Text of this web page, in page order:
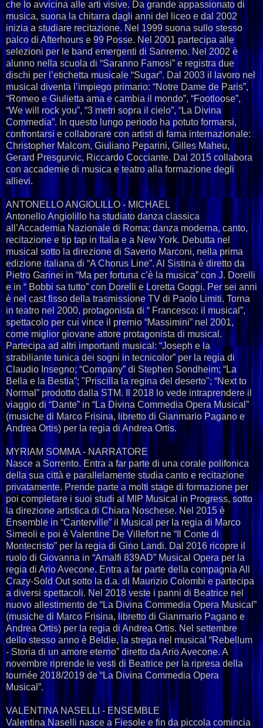
che lo avvicina alle arti visive. Da grande appassionato di
musica, suona la chitarra dagli anni del liceo e dal 2002
inizia a studiare recitazione. Nel 1999 suona sullo stesso
palco di Afterhours e 99 Posse. Nel 2001 partecipa alle
selezioni per le band emergenti di Sanremo. Nel 2002 è
alunno nella scuola di “Saranno Famosi” e registra due
dischi per l’etichetta musicale “Sugar”. Dal 2003 il lavoro nel
musical diventa l’impiego primario: “Notre Dame de Paris”,
“Romeo e Giulietta ama e cambia il mondo”, “Footloose”,
“We will rock you”, “3 metri sopra il cielo”, “La Divina
Commedia”. In questo lungo periodo ha potuto formarsi,
confrontarsi e collaborare con artisti di fama internazionale:
Christopher Malcom, Giuliano Peparini, Gilles Maheu,
Gerard Presgurvic, Riccardo Cocciante. Dal 2015 collabora
con accademie di musica e teatro alla formazione degli
allievi.
ANTONELLO ANGIOLILLO - MICHAEL
Antonello Angiolillo ha studiato danza classica
all’Accademia Nazionale di Roma; danza moderna, canto,
recitazione e tip tap in Italia e a New York. Debutta nel
musical sotto la direzione di Saverio Marconi, nella prima
edizione italiana di “A Chorus Line”. Al Sistina è diretto da
Pietro Garinei in “Ma per fortuna c’è la musica” con J. Dorelli
e in “ Bobbi sa tutto” con Dorelli e Loretta Goggi. Per sei anni
è nel cast fisso della trasmissione TV di Paolo Limiti. Torna
in teatro nel 2000, protagonista di “ Francesco: il musical”,
spettacolo per cui vince il premio “Massimini” nel 2001,
come miglior giovane attore protagonista di musical.
Partecipa ad altri importanti musical: “Joseph e la
strabiliante tunica dei sogni in tecnicolor” per la regia di
Claudio Insegno; “Company” di Stephen Sondheim; “La
Bella e la Bestia”; "Priscilla la regina del deserto"; “Next to
Normal” prodotto dalla STM. Il 2018 lo vede intraprendere il
viaggio di “Dante” in “La Divina Commedia Opera Musical”
(musiche di Marco Frisina, libretto di Gianmario Pagano e
Andrea Ortis) per la regia di Andrea Ortis.
MYRIAM SOMMA - NARRATORE
Nasce a Sorrento. Entra a far parte di una corale polifonica
della sua città e parallelamente studia canto e recitazione
privatamente. Prende parte a molti stage di formazione per
poi completare i suoi studi al MIP Musical in Progress, sotto
la direzione artistica di Chiara Noschese. Nel 2015 è
Ensemble in “Canterville” il Musical per la regia di Marco
Simeoli e poi è Valentine De Villefort ne “Il Conte di
Montecristo” per la regia di Gino Landi. Dal 2016 ricopre il
ruolo di Giovanna in “Amalfi 839AD” Musical Opera per la
regia di Ario Avecone. Entra a far parte della compagnia All
Crazy-Sold Out sotto la d.a. di Maurizio Colombi e partecipa
a diversi spettacoli. Nel 2018 veste i panni di Beatrice nel
nuovo allestimento de “La Divina Commedia Opera Musical”
(musiche di Marco Frisina, libretto di Gianmario Pagano e
Andrea Ortis) per la regia di Andrea Ortis. Nel settembre
dello stesso anno è Beldie, la strega nel musical “Rebellum
- Storia di un amore eterno” diretto da Ario Avecone. A
novembre riprende le vesti di Beatrice per la ripresa della
tournée 2018/2019 de “La Divina Commedia Opera
Musical”.
VALENTINA NASELLI - ENSEMBLE
Valentina Naselli nasce a Fiesole e fin da piccola comincia